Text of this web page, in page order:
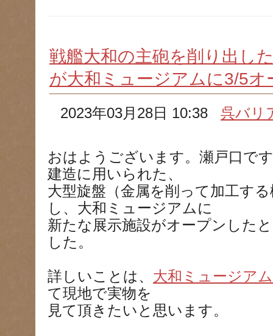
戦艦大和の主砲を削り出し
が大和ミュージアムに3/5
2023年03月28日 10:38呉バリ
おはようございます。瀬戸口で
建造に用いられた、
大型旋盤（金属を削って加工す
し、大和ミュージアムに
新たな展示施設がオープンした
した。
詳しいことは、 大和ミュージア
て現地で実物を
見て頂きたいと思います。